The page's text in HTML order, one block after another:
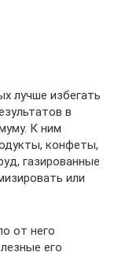
лучше избегать
в
К ним
конфеты,
газированные
или
от него
его